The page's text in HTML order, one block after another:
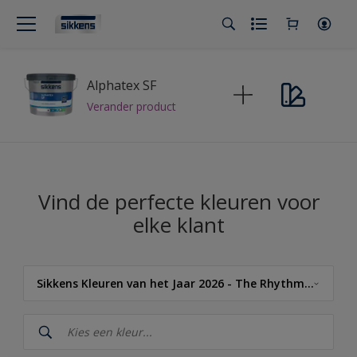
Alphatex SF
Verander product
Vind de perfecte kleuren voor
elke klant
Sikkens Kleuren van het Jaar 2026 - The Rhythm of Blues
Sikkens